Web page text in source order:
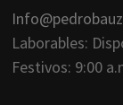
Laborables:
Festivos: 9:00